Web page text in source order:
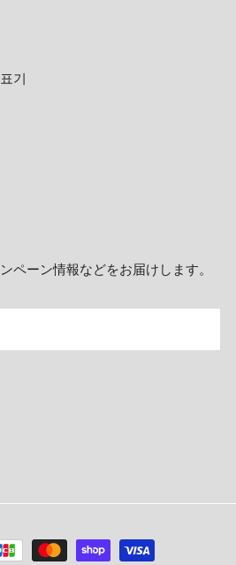
기
ペーン情報などをお届けします。